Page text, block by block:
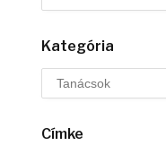
Kategória
Címke